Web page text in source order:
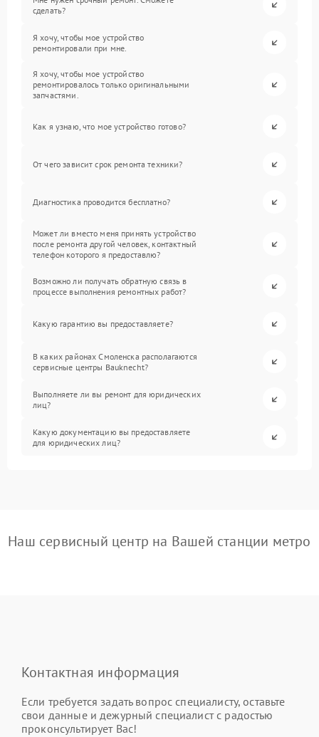
сделать?
Я хочу, чтобы мое устройство
ремонтировали при мне.
Я хочу, чтобы мое устройство
ремонтировалось только оригинальными
запчастями.
Как я узнаю, что мое устройство готово?
От чего зависит срок ремонта техники?
Диагностика проводится бесплатно?
Может ли вместо меня принять устройство
после ремонта другой человек, контактный
телефон которого я предоставлю?
Возможно ли получать обратную связь в
процессе выполнения ремонтных работ?
Какую гарантию вы предоставляете?
В каких районах Смоленска располагаются
сервисные центры Bauknecht?
Выполняете ли вы ремонт для юридических
лиц?
Какую документацию вы предоставляете
для юридических лиц?
Наш сервисный центр на Вашей станции метро
Контактная информация
Если требуется задать вопрос специалисту, оставьте
свои данные и дежурный специалист с радостью
проконсультирует Вас!